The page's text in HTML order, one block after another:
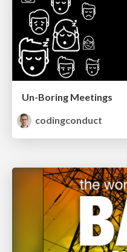
Un-Boring Meetings
codingconduct